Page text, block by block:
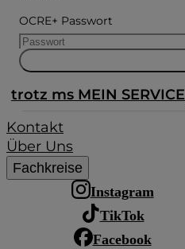
OCRE+ Passwort
trotz ms MEIN SERVICE
Kontakt
Über Uns
Fachkreise
Instagram
TikTok
Facebook